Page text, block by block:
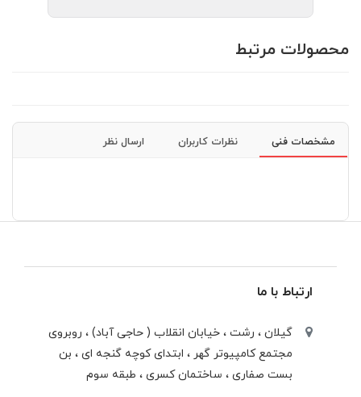
محصولات مرتبط
مشخصات فنی نظرات کاربران ارسال نظر
ارتباط با ما
گیلان ، رشت ، خيابان انقلاب ( حاجی آباد) ، روبروی
مجتمع كامپيوتر گهر ، ابتدای كوچه گنجه ای ، بن
بست صفاری ، ساختمان كسری ، طبقه سوم